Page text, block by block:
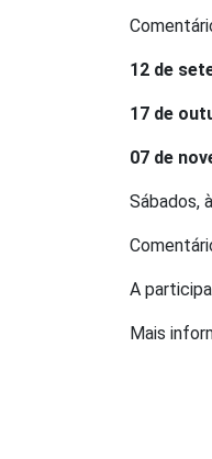
12 de
17 de
07 de
Sábados,
A
Mais